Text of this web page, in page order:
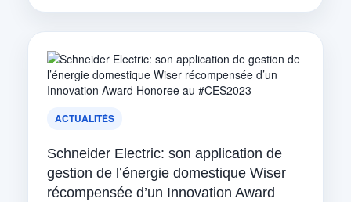
ACTUALITÉS
Schneider Electric: son application de
gestion de l’énergie domestique Wiser
récompensée d’un Innovation Award